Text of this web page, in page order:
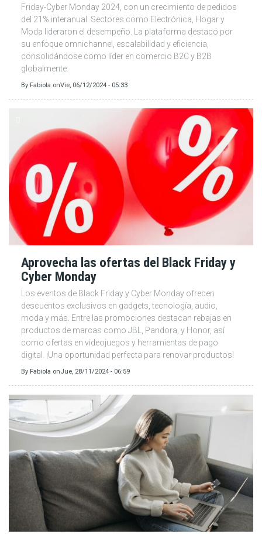
Friday-Cyber Monday 2024, con un crecimiento de pedidos
del 21% interanual. Sectores como Electrónica, Hogar y
Moda lideraron el desempeño. La plataforma destacó por
su enfoque omnichannel, escalabilidad y eficiencia,
consolidándose como líder en comercio B2C y B2B
globalmente.
By Fabiola onVie, 06/12/2024 - 05:33
Aprovecha las ofertas del Black Friday y
Cyber Monday
Los eventos de Black Friday y Cyber Monday ofrecen
descuentos exclusivos en gadgets, tecnología, audio,
moda y más. Entre las promociones destacan rebajas en
productos de marcas como JBL, Pandora, y Honor, así
como ofertas en videojuegos y herramientas de pago
digital. ¡Una oportunidad perfecta para renovar productos!
By Fabiola onJue, 28/11/2024 - 06:59